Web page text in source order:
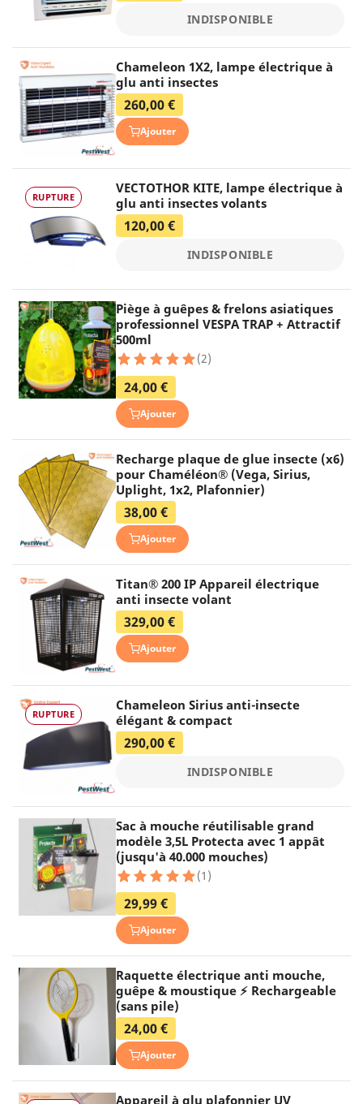
INDISPONIBLE
Chameleon 1X2, lampe électrique à
glu anti insectes
260,00 €
Ajouter
RUPTURE
VECTOTHOR KITE, lampe électrique à
glu anti insectes volants
120,00 €
INDISPONIBLE
Piège à guêpes & frelons asiatiques
professionnel VESPA TRAP + Attractif
500ml
(2)
24,00 €
Ajouter
Recharge plaque de glue insecte (x6)
pour Chaméléon® (Vega, Sirius,
Uplight, 1x2, Plafonnier)
38,00 €
Ajouter
Titan® 200 IP Appareil électrique
anti insecte volant
329,00 €
Ajouter
RUPTURE
Chameleon Sirius anti-insecte
élégant & compact
290,00 €
INDISPONIBLE
Sac à mouche réutilisable grand
modèle 3,5L Protecta avec 1 appât
(jusqu'à 40.000 mouches)
(1)
29,99 €
Ajouter
Raquette électrique anti mouche,
guêpe & moustique ⚡ Rechargeable
(sans pile)
24,00 €
Ajouter
Appareil à glu plafonnier UV